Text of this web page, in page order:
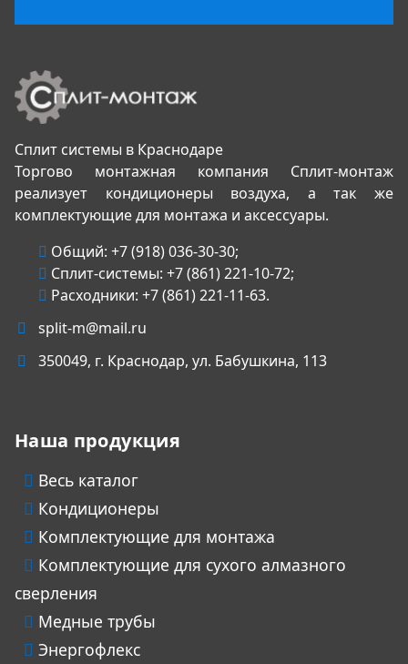
Сплит системы в Краснодаре
Торгово монтажная компания Сплит-монтаж
реализует кондиционеры воздуха, а так же
комплектующие для монтажа и аксессуары.
Общий: +7 (918) 036-30-30;
Сплит-системы: +7 (861) 221-10-72;
Расходники: +7 (861) 221-11-63.
split-m@mail.ru
350049, г. Краснодар, ул. Бабушкина, 113
Наша продукция
Весь каталог
Кондиционеры
Комплектующие для монтажа
Комплектующие для сухого алмазного
сверления
Медные трубы
Энергофлекс